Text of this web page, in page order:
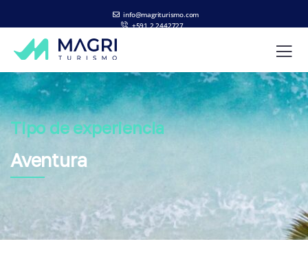
info@magriturismo.com
+591 2 2442727
Tipo de experiencia
Aventura